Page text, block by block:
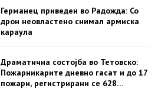
Германец приведен во Радожда: Со
дрон неовластено снимал армиска
караула
Драматична состојба во Тетовско:
Пожарникарите дневно гасат и до 17
пожари, регистрирани се 628